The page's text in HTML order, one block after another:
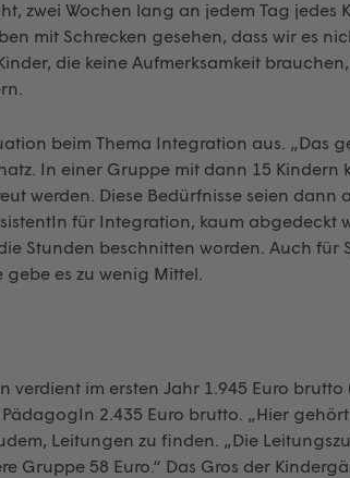
zwei Wochen lang an jedem Tag jedes
mit Schrecken gesehen, dass wir es
die keine Aufmerksamkeit
beim Thema Integration aus. „Das
In einer Gruppe mit dann 15 Kindern
werden. Diese Bedürfnisse seien
für Integration, kaum abgedeckt
Stunden beschnitten worden. Auch
es zu wenig Mittel.
verdient im ersten Jahr 1.945 Euro
2.435 Euro brutto. „Hier
Leitungen zu finden. „Die
Gruppe 58 Euro.“ Das Gros der